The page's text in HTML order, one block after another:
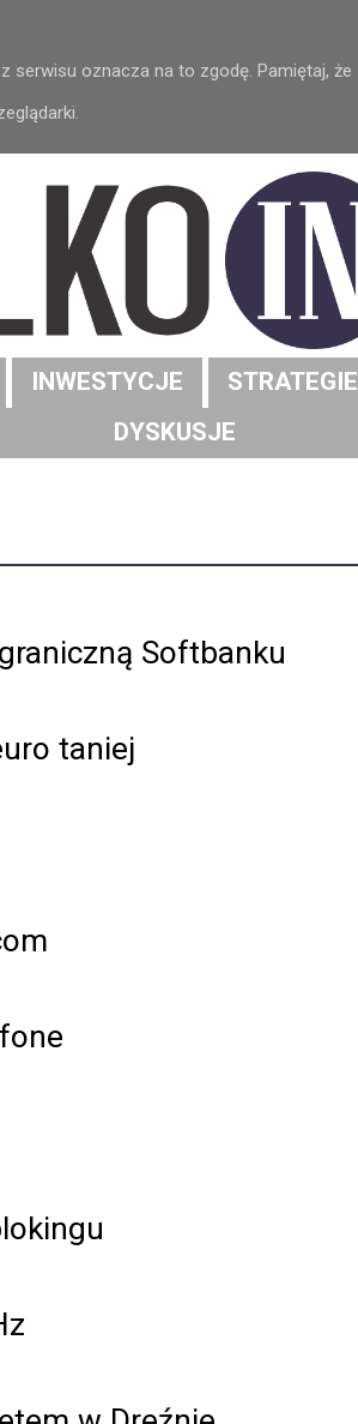
serwisu oznacza na to zgodę. Pamiętaj, że
INWESTYCJE STRATEGIE
DYSKUSJE
Softbanku
taniej